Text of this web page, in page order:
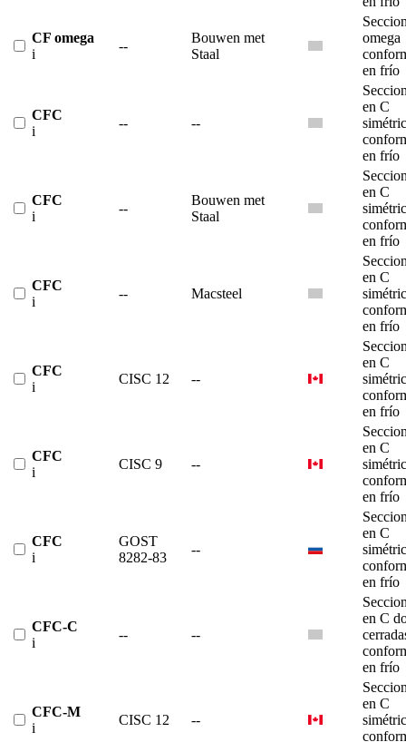
CF omega
i
--
Bouwen met
Staal
omega
en frío
CFC
i
-- --
en C
en frío
CFC
i
--
Bouwen met
Staal
en C
en frío
CFC
i
-- Macsteel
en C
en frío
CFC
i
CISC 12 --
en C
en frío
CFC
i
CISC 9 --
en C
en frío
CFC
i
GOST
8282-83
--
en C
en frío
CFC-C
i
-- --
en C
en frío
CFC-M
i
CISC 12 --
en C